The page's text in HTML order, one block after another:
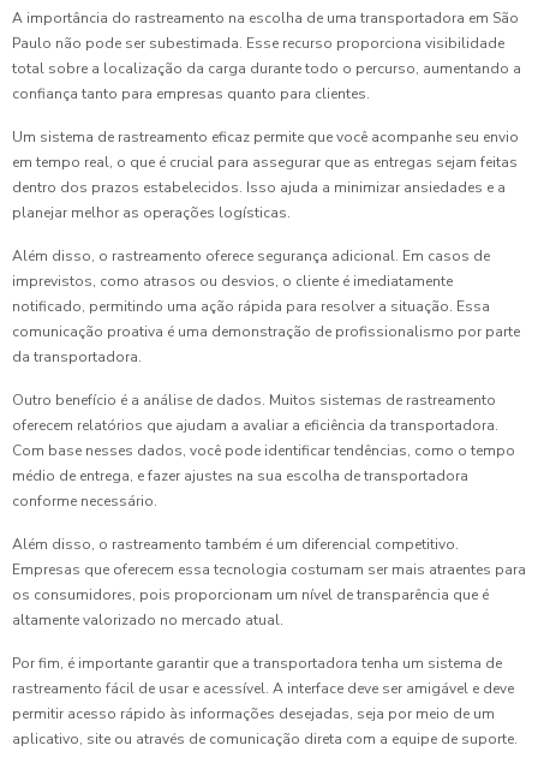
A importância do rastreamento na escolha de uma transportadora em São
Paulo não pode ser subestimada. Esse recurso proporciona visibilidade
total sobre a localização da carga durante todo o percurso, aumentando a
confiança tanto para empresas quanto para clientes.
Um sistema de rastreamento eficaz permite que você acompanhe seu envio
em tempo real, o que é crucial para assegurar que as entregas sejam feitas
dentro dos prazos estabelecidos. Isso ajuda a minimizar ansiedades e a
planejar melhor as operações logísticas.
Além disso, o rastreamento oferece segurança adicional. Em casos de
imprevistos, como atrasos ou desvios, o cliente é imediatamente
notificado, permitindo uma ação rápida para resolver a situação. Essa
comunicação proativa é uma demonstração de profissionalismo por parte
da transportadora.
Outro benefício é a análise de dados. Muitos sistemas de rastreamento
oferecem relatórios que ajudam a avaliar a eficiência da transportadora.
Com base nesses dados, você pode identificar tendências, como o tempo
médio de entrega, e fazer ajustes na sua escolha de transportadora
conforme necessário.
Além disso, o rastreamento também é um diferencial competitivo.
Empresas que oferecem essa tecnologia costumam ser mais atraentes para
os consumidores, pois proporcionam um nível de transparência que é
altamente valorizado no mercado atual.
Por fim, é importante garantir que a transportadora tenha um sistema de
rastreamento fácil de usar e acessível. A interface deve ser amigável e deve
permitir acesso rápido às informações desejadas, seja por meio de um
aplicativo, site ou através de comunicação direta com a equipe de suporte.